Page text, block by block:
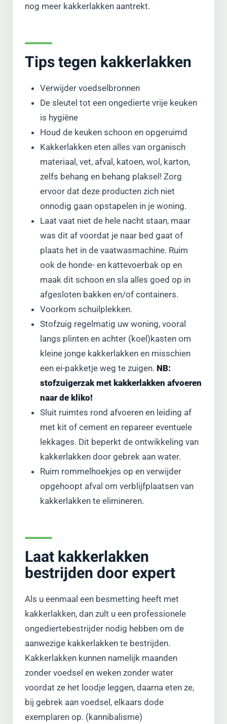
nog meer kakkerlakken aantrekt.
Tips tegen kakkerlakken
Verwijder voedselbronnen
De sleutel tot een ongedierte vrije keuken
is hygiëne
Houd de keuken schoon en opgeruimd
Kakkerlakken eten alles van organisch
materiaal, vet, afval, katoen, wol, karton,
zelfs behang en behang plaksel! Zorg
ervoor dat deze producten zich niet
onnodig gaan opstapelen in je woning.
Laat vaat niet de hele nacht staan, maar
was dit af voordat je naar bed gaat of
plaats het in de vaatwasmachine. Ruim
ook de honde- en kattevoerbak op en
maak dit schoon en sla alles goed op in
afgesloten bakken en/of containers.
Voorkom schuilplekken.
Stofzuig regelmatig uw woning, vooral
langs plinten en achter (koel)kasten om
kleine jonge kakkerlakken en misschien
een ei-pakketje weg te zuigen. NB:
stofzuigerzak met kakkerlakken afvoeren
naar de kliko!
Sluit ruimtes rond afvoeren en leiding af
met kit of cement en repareer eventuele
lekkages. Dit beperkt de ontwikkeling van
kakkerlakken door gebrek aan water.
Ruim rommelhoekjes op en verwijder
opgehoopt afval om verblijfplaatsen van
kakkerlakken te elimineren.
Laat kakkerlakken
bestrijden door expert
Als u eenmaal een besmetting heeft met
kakkerlakken, dan zult u een professionele
ongediertebestrijder nodig hebben om de
aanwezige kakkerlakken te bestrijden.
Kakkerlakken kunnen namelijk maanden
zonder voedsel en weken zonder water
voordat ze het loodje leggen, daarna eten ze,
bij gebrek aan voedsel, elkaars dode
exemplaren op. (kannibalisme)